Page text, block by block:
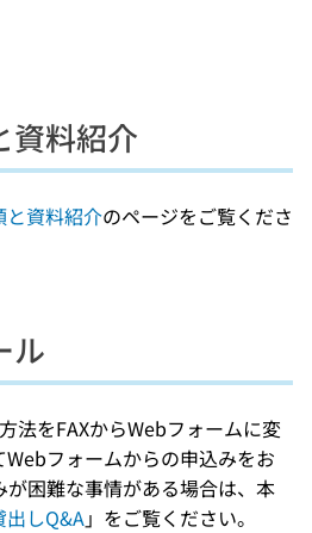
資料紹介
と資料紹介のページをご覧くださ
ル
法をFAXからWebフォームに変
フォームからの申込みをお
困難な事情がある場合は、本
出しQ&A」をご覧ください。